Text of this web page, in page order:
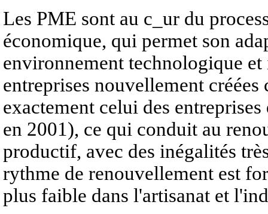
Les PME sont au c_ur du
économique, qui permet son
environnement technologique
entreprises nouvellement créées
exactement celui des
en 2001), ce qui conduit au
productif, avec des inégalités
rythme de renouvellement est
plus faible dans l'artisanat et